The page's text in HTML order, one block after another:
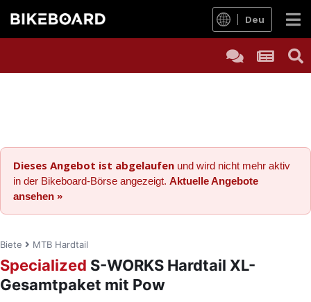
Deu
Dieses Angebot ist abgelaufen und wird nicht mehr aktiv
in der Bikeboard-Börse angezeigt. Aktuelle Angebote
ansehen »
Biete MTB Hardtail
Specialized S-WORKS Hardtail XL-
Gesamtpaket mit Pow